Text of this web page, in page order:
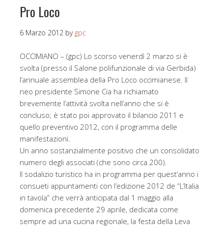
Pro Loco
6 Marzo 2012 by gpc
OCCIMIANO – (gpc) Lo scorso venerdì 2 marzo si è
svolta (presso il Salone polifunzionale di via Gerbida)
l’annuale assemblea della Pro Loco occimianese. Il
neo presidente Simone Cia ha richiamato
brevemente l’attività svolta nell’anno che si è
concluso; è stato poi approvato il bilancio 2011 e
quello preventivo 2012, con il programma delle
manifestazioni.
Un anno sostanzialmente positivo che un consolidato
numero degli associati (che sono circa 200).
Il sodalizio turistico ha in programma per quest’anno i
consueti appuntamenti con l’edizione 2012 de “L’Italia
in tavola” che verrà anticipata dal 1 maggio alla
domenica precedente 29 aprile, dedicata come
sempre ad una cucina regionale, la festa della Leva